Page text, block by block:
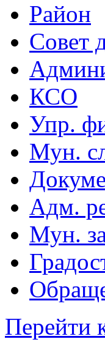
Район
Совет
КСО
Упр.
Мун.
Адм.
Мун.
Перейти